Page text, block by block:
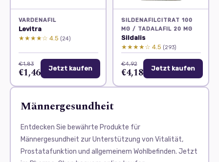
VARDENAFIL
Levitra
★★★★☆ 4.5 (24)
€1,83
€1,46 Jetzt kaufen
SILDENAFILCITRAT 100
MG / TADALAFIL 20 MG
Sildalis
★★★★☆ 4.5 (293)
€4,92
€4,18 Jetzt kaufen
Männergesundheit
Entdecken Sie bewährte Produkte für
Männergesundheit zur Unterstützung von Vitalität,
Prostatafunktion und allgemeinem Wohlbefinden. Jetzt